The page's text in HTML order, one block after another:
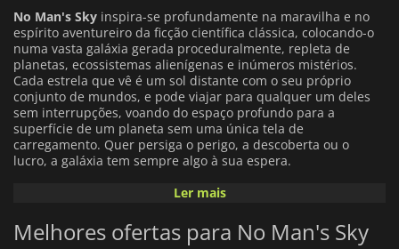
16.29€
No Man's Sky inspira-se profundamente na maravilha e no
espírito aventureiro da ficção científica clássica, colocando-o
numa vasta galáxia gerada proceduralmente, repleta de
planetas, ecossistemas alienígenas e inúmeros mistérios.
Cada estrela que vê é um sol distante com o seu próprio
conjunto de mundos, e pode viajar para qualquer um deles
sem interrupções, voando do espaço profundo para a
superfície de um planeta sem uma única tela de
carregamento. Quer persiga o perigo, a descoberta ou o
lucro, a galáxia tem sempre algo à sua espera.
No centro deste imenso universo, um misterioso sinal pulsa,
desvendar uma verdade oculta sobre o cosmos. A jornada
para alcançá-lo é perigosa: criaturas hostis vagueiam por
Ler mais
Melhores ofertas para No Man's Sky